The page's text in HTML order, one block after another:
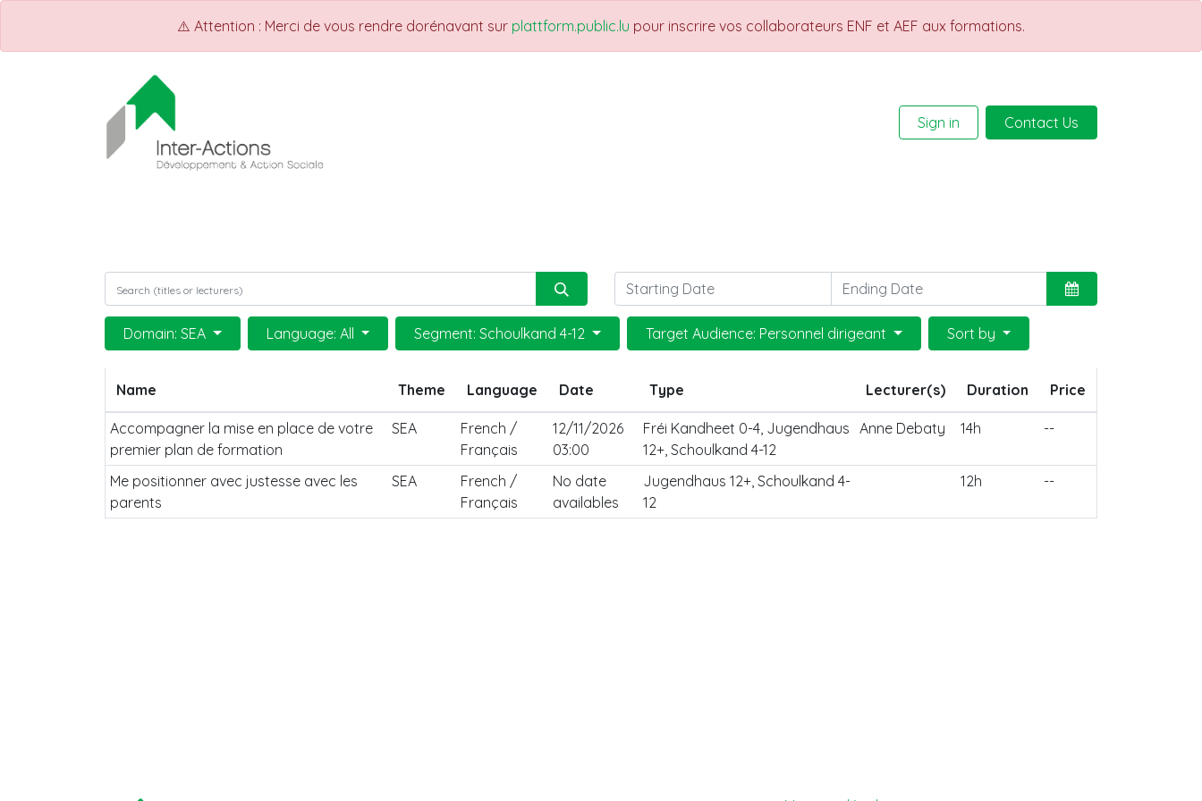
⚠️ Attention : Merci de vous rendre dorénavant sur plattform.public.lu pour inscrire vos collaborateurs ENF et AEF aux formations.
Sign in Contact Us
Domain: SEA Language: All Segment: Schoulkand 4-12 Target Audience: Personnel dirigeant Sort by
Name Theme Language Date Type Lecturer(s) Duration Price
Accompagner la mise en place de votre
premier plan de formation
SEA
French /
Français
12/11/2026
03:00
Fréi Kandheet 0-4, Jugendhaus
12+, Schoulkand 4-12
Anne Debaty 14h --
Me positionner avec justesse avec les
parents
SEA
French /
Français
No date
availables
Jugendhaus 12+, Schoulkand 4-
12
12h --